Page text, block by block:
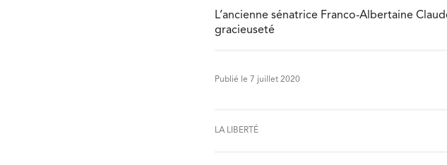
L’ancienne sénatrice Franco-Albertaine
gracieuseté
Publié le 7 juillet 2020
LA LIBERTÉ